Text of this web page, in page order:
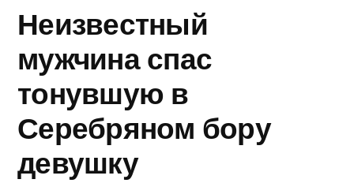
Неизвестный
мужчина спас
тонувшую в
Серебряном бору
девушку